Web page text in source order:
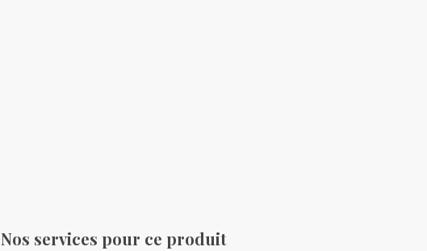
Nos services pour ce produit